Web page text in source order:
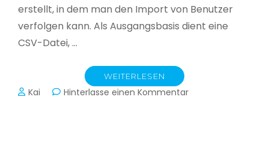
erstellt, in dem man den Import von Benutzer
verfolgen kann. Als Ausgangsbasis dient eine
CSV-Datei, …
WEITERLESEN
Kai Hinterlasse einen Kommentarzu